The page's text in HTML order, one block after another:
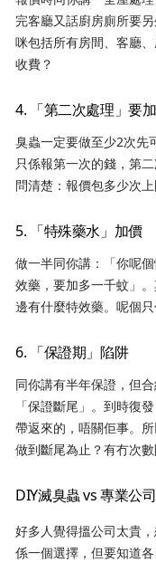
完客廳又話廚房廁所要
咪包括所有房間、客廳
收費？
4. 「第二次處理」要
臭蟲一定要做至少2次先
只係報第一次的錢，第
問清楚：報價包多少次
5. 「特殊藥水」加價
做一半同你講：「你呢
效藥，要加多一千蚊」
邊有什麼特效藥。呢個只
6. 「保證期」陷阱
同你講有半年保證，但
「保證斷尾」。到時復
帶返來的，唔關佢事。
做到斷尾為止？有冇次數
DIY滅臭蟲 vs 專業公
好多人覺得搵公司太貴
係一個選擇，但要知道